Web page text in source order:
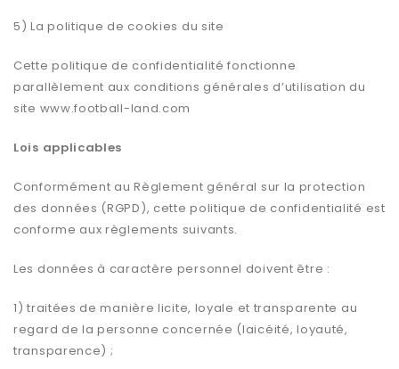
5) La politique de cookies du site
Cette politique de confidentialité fonctionne
parallèlement aux conditions générales d’utilisation du
site www.football-land.com
Lois applicables
Conformément au Règlement général sur la protection
des données (RGPD), cette politique de confidentialité est
conforme aux règlements suivants.
Les données à caractère personnel doivent être :
1) traitées de manière licite, loyale et transparente au
regard de la personne concernée (laicéité, loyauté,
transparence) ;